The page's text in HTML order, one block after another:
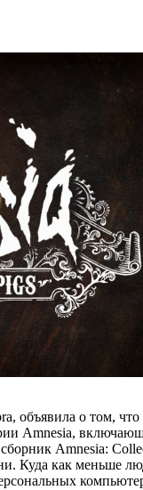
объявила о том,
Amnesia,
Amnesia:
Куда как меньше